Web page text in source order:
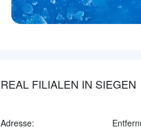
REAL FILIALEN IN SIEGEN
Adresse: